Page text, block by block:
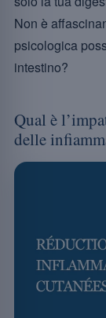
Non è
psicologica
intestino?
Qual è
delle